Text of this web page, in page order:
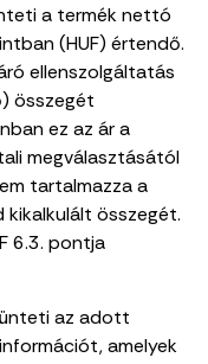
a termék nettó
(HUF) értendő.
ellenszolgáltatás
összegét
ez az ár a
megválasztásától
tartalmazza a
összegét.
6.3. pontja
az adott
amelyek